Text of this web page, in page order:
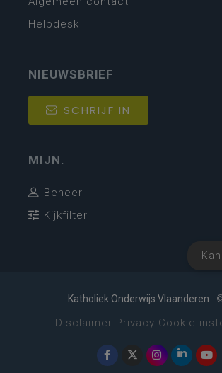
Helpdesk
NIEUWSBRIEF
SCHRIJF IN
MIJN.
Beheer
Kijkfilter
Katholiek Onderwijs Vlaanderen -
Disclaimer Privacy Cookie-